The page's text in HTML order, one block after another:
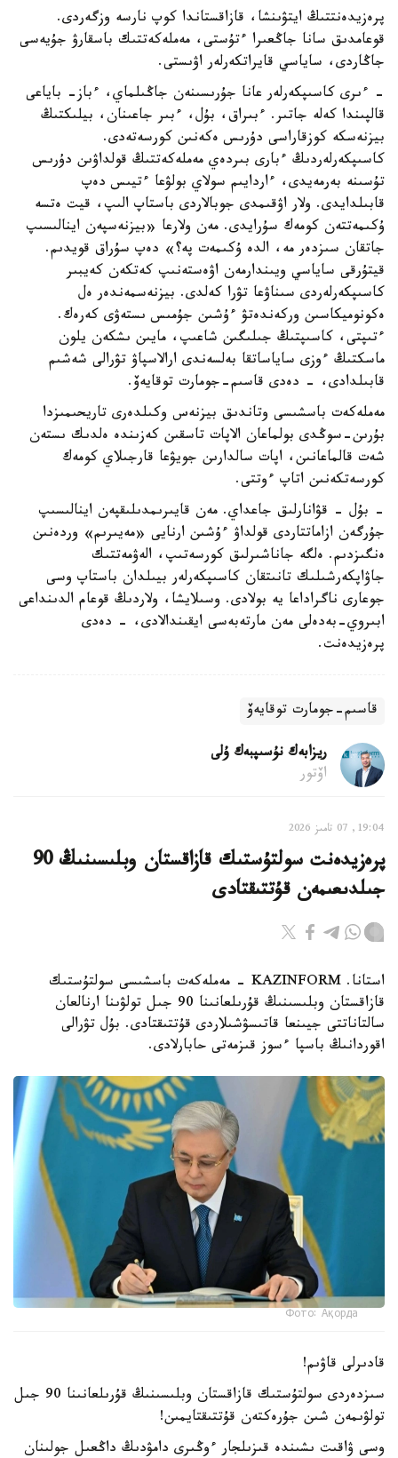
پرەزيدەنتتىڭ ايتۋىنشا، قازاقستاندا كوپ نارسە وزگەردى.
قوعامدىق سانا جاڭعىرا ءتۇستى، مەملەكەتتىك باسقارۋ جۇيەسى
جاڭاردى، ساياسي قايراتكەرلەر اۋىستى.
- ءىرى كاسىپكەرلەر عانا جۇرىسىنەن جاڭىلماي، ءباز- باياعى
قالپىندا كەلە جاتىر. ءبىراق، بۇل، ءبىر جاعىنان، بيلىكتىڭ
بيزنەسكە كوزقاراسى دۇرىس ەكەنىن كورسەتەدى.
كاسىپكەرلەردىڭ ءبارى بىردەي مەملەكەتتىڭ قولداۋىن دۇرىس
تۇسىنە بەرمەيدى، ءاردايىم سولاي بولۋعا ءتيىس دەپ
قابىلدايدى. ولار اۋقىمدى جوبالاردى باستاپ الىپ، قيت ەتسە
ۇكىمەتتەن كومەك سۇرايدى. مەن ولارعا «بيزنەسپەن اينالىسىپ
جاتقان سىزدەر مە، الدە ۇكىمەت پە؟» دەپ سۇراق قويدىم.
قيتۇرقى ساياسي ويىندارمەن اۋەستەنىپ كەتكەن كەيبىر
كاسىپكەرلەردى سىناۋعا تۋرا كەلدى. بيزنەسمەندەر ەل
ەكونوميكاسىن وركەندەتۋ ءۇشىن جۇمىس ىستەۋى كەرەك.
ءتىپتى، كاسىپتىڭ جىلىگىن شاعىپ، مايىن ىشكەن يلون
ماسكتىڭ ءوزى ساياساتقا بەلسەندى ارالاسپاۋ تۋرالى شەشىم
قابىلدادى، - دەدى قاسىم-جومارت توقايەۆ.
مەملەكەت باسشىسى وتاندىق بيزنەس وكىلدەرى تاريحىمىزدا
بۇرىن-سوڭدى بولماعان الاپات تاسقىن كەزىندە ەلدىك ىستەن
شەت قالماعانىن، اپات سالدارىن جويۋعا قارجىلاي كومەك
كورسەتكەنىن اتاپ ءوتتى.
- بۇل - قۋانارلىق جاعداي. مەن قايىرىمدىلىقپەن اينالىسىپ
جۇرگەن ازاماتتاردى قولداۋ ءۇشىن ارنايى «مەيىرىم» وردەنىن
ەنگىزدىم. ەلگە جاناشىرلىق كورسەتىپ، الەۋمەتتىك
جاۋاپكەرشىلىك تانىتقان كاسىپكەرلەر بيىلدان باستاپ وسى
جوعارى ناگراداعا يە بولادى. وسىلايشا، ولاردىڭ قوعام الدىنداعى
ابىروي-بەدەلى مەن مارتەبەسى ايقىندالادى، - دەدى
پرەزيدەنت.
قاسىم-جومارت توقايەۆ
ريزابەك نۇسىپبەك ۇلى
اۆتور
19:04, 07 تامىز 2026
پرەزيدەنت سولتۇستىك قازاقستان وبلىسىنىڭ 90
جىلدىعىمەن قۇتتىقتادى
استانا. KAZINFORM - مەملەكەت باسشىسى سولتۇستىك
قازاقستان وبلىسىنىڭ قۇرىلعانىنا 90 جىل تولۋىنا ارنالعان
سالتاناتتى جيىنعا قاتىسۋشىلاردى قۇتتىقتادى. بۇل تۋرالى
اقوردانىڭ باسپا ءسوز قىزمەتى حابارلادى.
Фото: Ақорда
قادىرلى قاۋىم!
سىزدەردى سولتۇستىك قازاقستان وبلىسىنىڭ قۇرىلعانىنا 90 جىل
تولۋىمەن شىن جۇرەكتەن قۇتتىقتايمىن!
وسى ۋاقىت ىشىندە قىزىلجار ءوڭىرى دامۋدىڭ داڭعىل جولىنان